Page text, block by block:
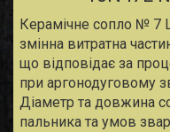
Керамічне сопло № 7
змінна витратна
що відповідає за
при аргонодуговому
Діаметр та довжина
пальника та умов